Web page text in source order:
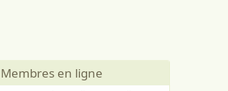
Membres en ligne